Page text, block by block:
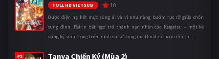
FULL HD VIETSUB 10
Được điện hạ hết mực sủng ái và ví như nàng bướm rực rỡ giữa chốn
cung đình, Reirin bất ngờ trở thành nạn nhân của Keigetsu – một kẻ
sống ký sinh trong triều đình đã sử dụng ma thuật để hoán đổi th ...
#2 Tanya Chiến Ký (Mùa 2)